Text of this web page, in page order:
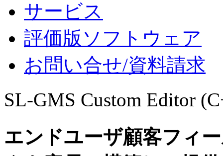
サービス
評価版ソフトウェア
お問い合せ/資料請求
SL-GMS Custom Editor
エンドユーザ顧客フィ